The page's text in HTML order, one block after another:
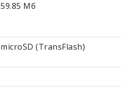
59.85 Мб
microSD (TransFlash)